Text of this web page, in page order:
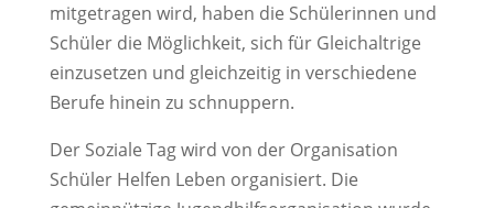
mitgetragen wird, haben die Schülerinnen und
Schüler die Möglichkeit, sich für Gleichaltrige
einzusetzen und gleichzeitig in verschiedene
Berufe hinein zu schnuppern.
Der Soziale Tag wird von der Organisation
Schüler Helfen Leben organisiert. Die